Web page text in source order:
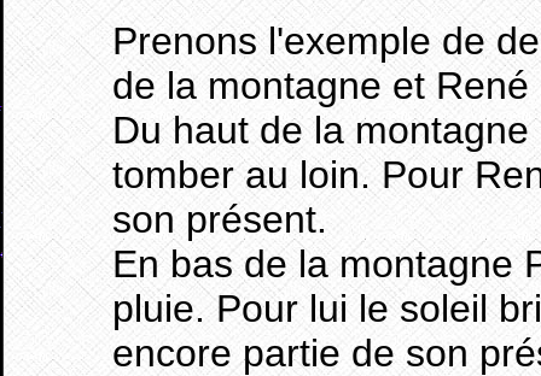
Prenons l'exemple de
de la montagne et
Du haut de la
tomber au loin. Pour
son présent.
En bas de la montagne
pluie. Pour lui le soleil
encore partie de son